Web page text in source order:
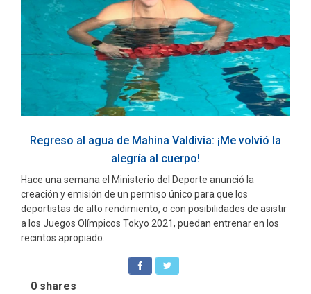
Regreso al agua de Mahina Valdivia: ¡Me volvió la
alegría al cuerpo!
Hace una semana el Ministerio del Deporte anunció la
creación y emisión de un permiso único para que los
deportistas de alto rendimiento, o con posibilidades de asistir
a los Juegos Olímpicos Tokyo 2021, puedan entrenar en los
recintos apropiado...
0 shares